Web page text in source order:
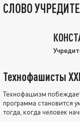
СЛОВО
Технофашисты
Технофашизм
программа становится
тогда, когда человек